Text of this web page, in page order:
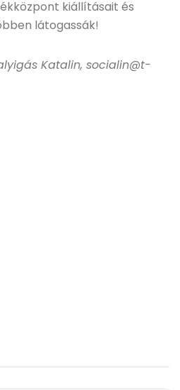
kiállításait és
látogassák!
Katalin, socialin@t-